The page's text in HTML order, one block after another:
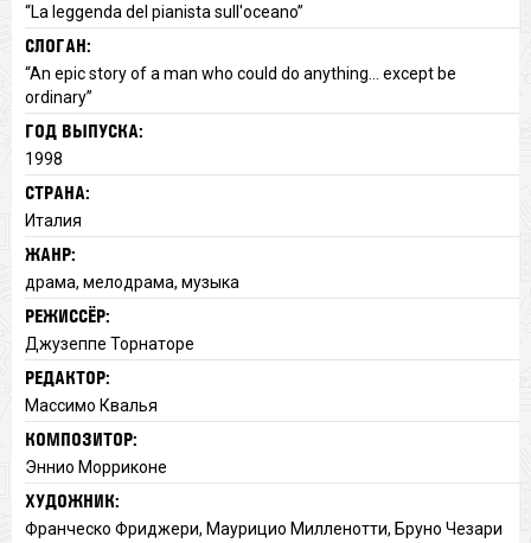
“La leggenda del pianista sull'oceano”
СЛОГАН:
“An epic story of a man who could do anything... except be
ordinary”
ГОД ВЫПУСКА:
1998
СТРАНА:
Италия
ЖАНР:
драма, мелодрама, музыка
РЕЖИССЁР:
Джузеппе Торнаторе
РЕДАКТОР:
Массимо Квалья
КОМПОЗИТОР:
Эннио Морриконе
ХУДОЖНИК:
Франческо Фриджери, Маурицио Милленотти, Бруно Чезари